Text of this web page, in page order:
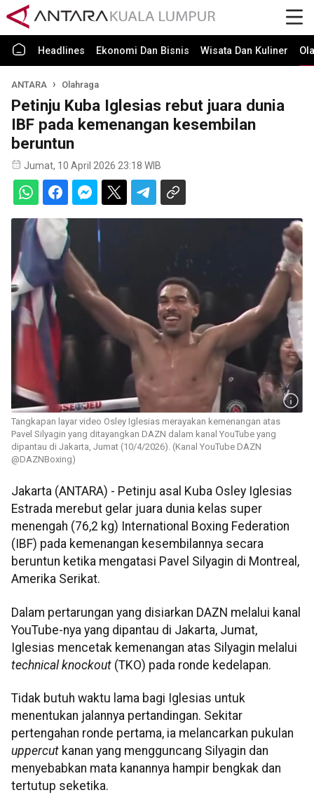
Headlines Ekonomi Dan Bisnis Wisata Dan Kuliner
ANTARA Olahraga
Petinju Kuba Iglesias rebut juara dunia
IBF pada kemenangan kesembilan
beruntun
Jumat, 10 April 2026 23:18 WIB
Tangkapan layar video Osley Iglesias merayakan kemenangan atas
Pavel Silyagin yang ditayangkan DAZN dalam kanal YouTube yang
dipantau di Jakarta, Jumat (10/4/2026). (Kanal YouTube DAZN
@DAZNBoxing)
Jakarta (ANTARA) - Petinju asal Kuba Osley Iglesias
Estrada merebut gelar juara dunia kelas super
menengah (76,2 kg) International Boxing Federation
(IBF) pada kemenangan kesembilannya secara
beruntun ketika mengatasi Pavel Silyagin di Montreal,
Amerika Serikat.
Dalam pertarungan yang disiarkan DAZN melalui kanal
YouTube-nya yang dipantau di Jakarta, Jumat,
Iglesias mencetak kemenangan atas Silyagin melalui
technical knockout (TKO) pada ronde kedelapan.
Tidak butuh waktu lama bagi Iglesias untuk
menentukan jalannya pertandingan. Sekitar
pertengahan ronde pertama, ia melancarkan pukulan
uppercut kanan yang mengguncang Silyagin dan
menyebabkan mata kanannya hampir bengkak dan
tertutup seketika.